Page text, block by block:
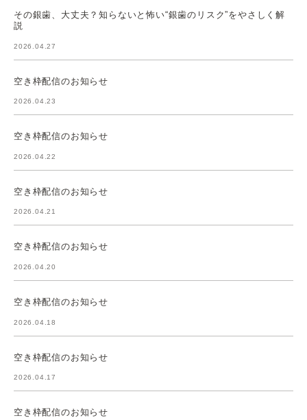
その銀歯、大丈夫？知らないと怖い“銀歯のリスク”をやさしく解
説
2026.04.27
空き枠配信のお知らせ
2026.04.23
空き枠配信のお知らせ
2026.04.22
空き枠配信のお知らせ
2026.04.21
空き枠配信のお知らせ
2026.04.20
空き枠配信のお知らせ
2026.04.18
空き枠配信のお知らせ
2026.04.17
空き枠配信のお知らせ